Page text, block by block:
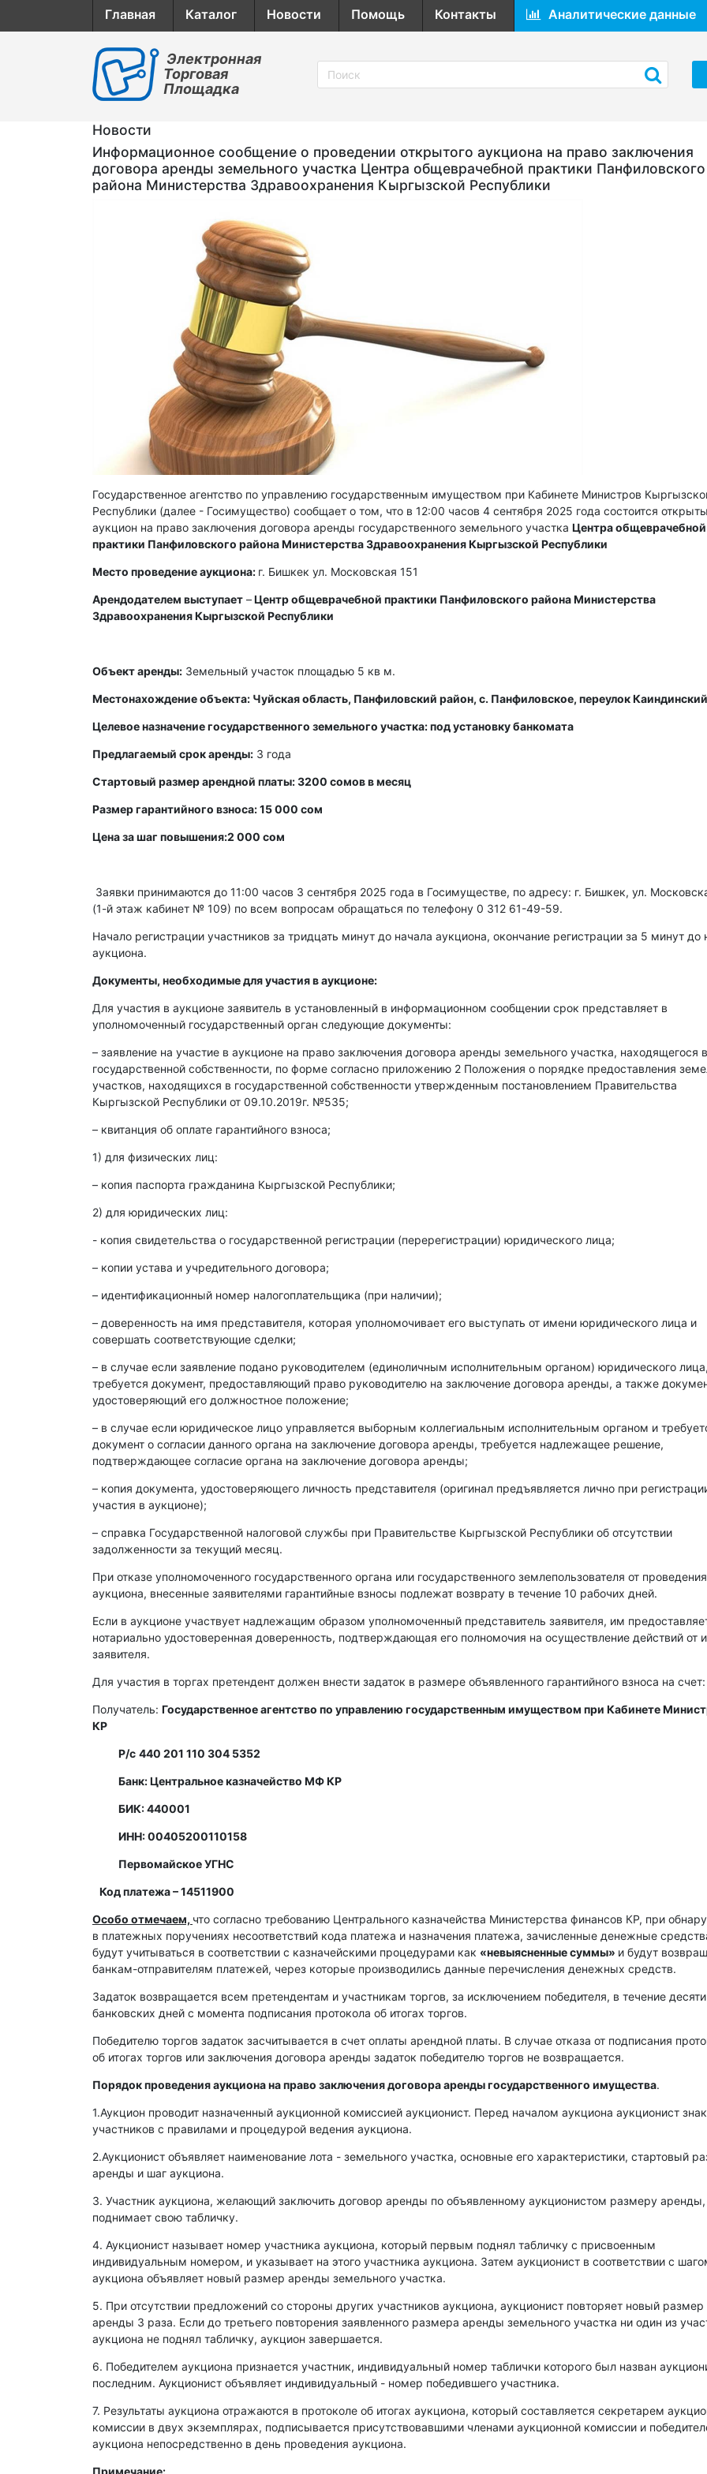
Главная Каталог Новости Помощь Контакты Аналитические данные
Электронная
Торговая
Площадка
Новости
Информационное сообщение о проведении открытого аукциона на право заключения
договора аренды земельного участка Центра общеврачебной практики Панфиловского
района Министерства Здравоохранения Кыргызской Республики
Государственное агентство по управлению государственным имуществом при Кабинете Министров
Республики (далее - Госимущество) сообщает о том, что в 12:00 часов 4 сентября 2025 года состоится
аукцион на право заключения договора аренды государственного земельного участка Центра общеврачебной
практики Панфиловского района Министерства Здравоохранения Кыргызской Республики
Место проведение аукциона: г. Бишкек ул. Московская 151
Арендодателем выступает –Центр общеврачебной практики Панфиловского района Министерства
Здравоохранения Кыргызской Республики
Объект аренды: Земельный участок площадью 5 кв м.
Местонахождение объекта: Чуйская область, Панфиловский район, с. Панфиловское, переулок
Целевое назначение государственного земельного участка: под установку банкомата
Предлагаемый срок аренды: 3 года
Стартовый размер арендной платы: 3200 сомов в месяц
Размер гарантийного взноса: 15 000 сом
Цена за шаг повышения:2 000 сом
Заявки принимаются до 11:00 часов 3 сентября 2025 года в Госимуществе, по адресу: г. Бишкек, ул.
(1-й этаж кабинет № 109) по всем вопросам обращаться по телефону 0 312 61-49-59.
Начало регистрации участников за тридцать минут до начала аукциона, окончание регистрации за 5 минут до
аукциона.
Документы, необходимые для участия в аукционе:
Для участия в аукционе заявитель в установленный в информационном сообщении срок представляет в
уполномоченный государственный орган следующие документы:
– заявление на участие в аукционе на право заключения договора аренды земельного участка, находящегося в
государственной собственности, по форме согласно приложению 2 Положения о порядке предоставления
участков, находящихся в государственной собственности утвержденным постановлением Правительства
Кыргызской Республики от 09.10.2019г. №535;
– квитанция об оплате гарантийного взноса;
1) для физических лиц:
– копия паспорта гражданина Кыргызской Республики;
2) для юридических лиц:
- копия свидетельства о государственной регистрации (перерегистрации) юридического лица;
– копии устава и учредительного договора;
– идентификационный номер налогоплательщика (при наличии);
– доверенность на имя представителя, которая уполномочивает его выступать от имени юридического лица и
совершать соответствующие сделки;
– в случае если заявление подано руководителем (единоличным исполнительным органом) юридического лица,
требуется документ, предоставляющий право руководителю на заключение договора аренды, а также
удостоверяющий его должностное положение;
– в случае если юридическое лицо управляется выборным коллегиальным исполнительным органом и
документ о согласии данного органа на заключение договора аренды, требуется надлежащее решение,
подтверждающее согласие органа на заключение договора аренды;
– копия документа, удостоверяющего личность представителя (оригинал предъявляется лично при
участия в аукционе);
– справка Государственной налоговой службы при Правительстве Кыргызской Республики об отсутствии
задолженности за текущий месяц.
При отказе уполномоченного государственного органа или государственного землепользователя от проведения
аукциона, внесенные заявителями гарантийные взносы подлежат возврату в течение 10 рабочих дней.
Если в аукционе участвует надлежащим образом уполномоченный представитель заявителя, им
нотариально удостоверенная доверенность, подтверждающая его полномочия на осуществление действий от
заявителя.
Для участия в торгах претендент должен внести задаток в размере объявленного гарантийного взноса на счет:
Получатель: Государственное агентство по управлению государственным имуществом при Кабинете
КР
Р/с 440 201 110 304 5352
Банк: Центральное казначейство МФ КР
БИК: 440001
ИНН: 00405200110158
Первомайское УГНС
Код платежа – 14511900
Особо отмечаем, что согласно требованию Центрального казначейства Министерства финансов КР, при
в платежных поручениях несоответствий кода платежа и назначения платежа, зачисленные денежные
будут учитываться в соответствии с казначейскими процедурами как «невыясненные суммы» и будут
банкам-отправителям платежей, через которые производились данные перечисления денежных средств.
Задаток возвращается всем претендентам и участникам торгов, за исключением победителя, в течение десяти
банковских дней с момента подписания протокола об итогах торгов.
Победителю торгов задаток засчитывается в счет оплаты арендной платы. В случае отказа от подписания
об итогах торгов или заключения договора аренды задаток победителю торгов не возвращается.
Порядок проведения аукциона на право заключения договора аренды государственного имущества.
1.Аукцион проводит назначенный аукционной комиссией аукционист. Перед началом аукциона аукционист
участников с правилами и процедурой ведения аукциона.
2.Аукционист объявляет наименование лота - земельного участка, основные его характеристики, стартовый
аренды и шаг аукциона.
3. Участник аукциона, желающий заключить договор аренды по объявленному аукционистом размеру аренды,
поднимает свою табличку.
4. Аукционист называет номер участника аукциона, который первым поднял табличку с присвоенным
индивидуальным номером, и указывает на этого участника аукциона. Затем аукционист в соответствии с
аукциона объявляет новый размер аренды земельного участка.
5. При отсутствии предложений со стороны других участников аукциона, аукционист повторяет новый размер
аренды 3 раза. Если до третьего повторения заявленного размера аренды земельного участка ни один из
аукциона не поднял табличку, аукцион завершается.
6. Победителем аукциона признается участник, индивидуальный номер таблички которого был назван
последним. Аукционист объявляет индивидуальный - номер победившего участника.
7. Результаты аукциона отражаются в протоколе об итогах аукциона, который составляется секретарем
комиссии в двух экземплярах, подписывается присутствовавшими членами аукционной комиссии и
аукциона непосредственно в день проведения аукциона.
Примечание: